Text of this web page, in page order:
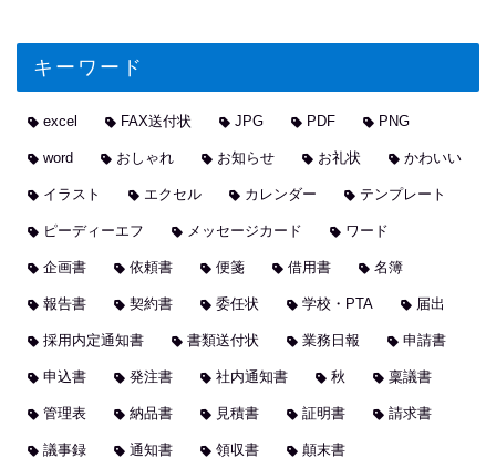
キーワード
excel FAX送付状 JPG PDF PNG
word おしゃれ お知らせ お礼状 かわいい
イラスト エクセル カレンダー テンプレート
ピーディーエフ メッセージカード ワード
企画書 依頼書 便箋 借用書 名簿
報告書 契約書 委任状 学校・PTA 届出
採用内定通知書 書類送付状 業務日報 申請書
申込書 発注書 社内通知書 秋 稟議書
管理表 納品書 見積書 証明書 請求書
議事録 通知書 領収書 顛末書